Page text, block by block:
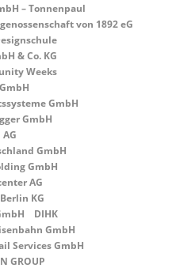
– Tonnenpaul
von 1892 eG
& Co. KG
Weeks
GmbH
GmbH
AG
GmbH
GmbH
AG
Berlin KG
DIHK
GmbH
Services GmbH
GROUP